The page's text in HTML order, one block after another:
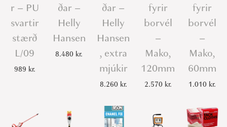
r – PU
svartir
stærð
L/09
989 kr.
ðar –
Helly
Hansen
8.480 kr.
ðar –
Helly
Hansen
, extra
mjúkir
8.260 kr.
fyrir
borvél
–
Mako,
120mm
2.570 kr.
fyrir
borvél
–
Mako,
60mm
1.010 kr.